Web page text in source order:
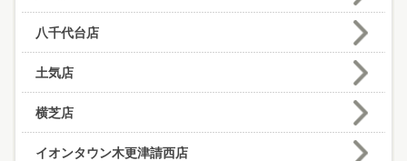
八千代台店
土気店
横芝店
イオンタウン木更津請西店